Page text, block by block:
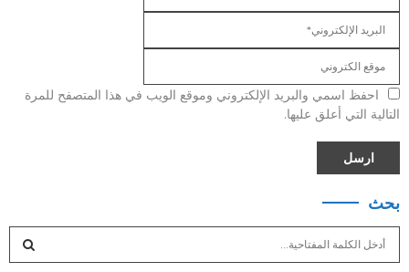
احفظ اسمي والبريد الإلكتروني وموقع الويب في هذا المتصفح للمرة
التالية التي أعلق عليها.
بحث